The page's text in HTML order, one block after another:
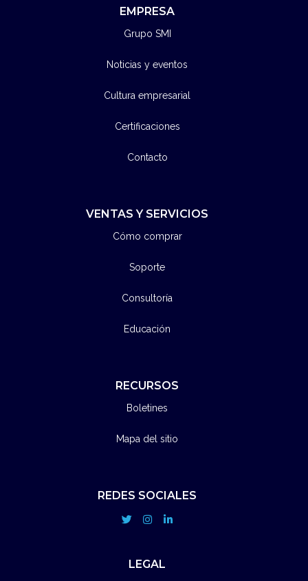
EMPRESA
Grupo SMI
Noticias y eventos
Cultura empresarial
Certificaciones
Contacto
VENTAS Y SERVICIOS
Cómo comprar
Soporte
Consultoría
Educación
RECURSOS
Boletines
Mapa del sitio
REDES SOCIALES
LEGAL